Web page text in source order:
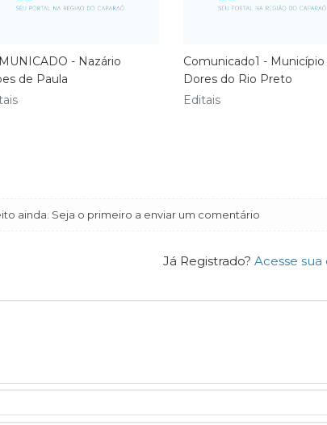
- Nazário
de Paula
Comunicado1 - Município
Dores do Rio Preto
Editais
ainda. Seja o primeiro a enviar um comentário
Já Registrado? Acesse sua